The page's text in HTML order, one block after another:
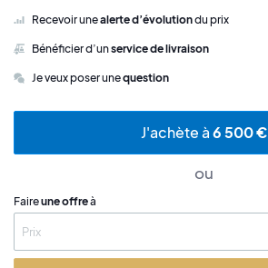
Recevoir unealerte d’évolutiondu prix
Bénéficier d’unservice de livraison
Je veux poser unequestion
J'achète à6 500 €
ou
Faireune offreà